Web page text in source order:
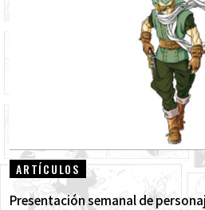
ARTÍCULOS
Presentación semanal de